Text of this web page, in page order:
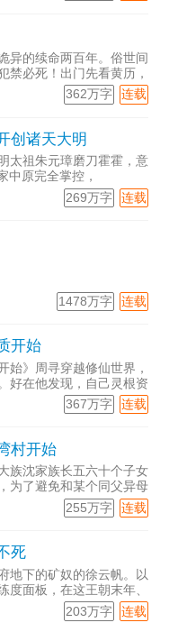
异的续命两百年。俗世间
禁必死！出门先看黄历，
庙下、乡间闾里、山野大
物。七禾台镇外，有美丽
连载
362万字
创诸天大明
太祖朱元璋磨刀霍霍，意
中原完全掌控，
连载
269万字
连载
1478万字
开始
始》周寻穿越修仙世界，
好在他发现，自己灵根资
灵根、中品...
连载
367万字
村开始
族沈家族长五六十个子女
为了避免和某个同父异母
连载
255万字
死
地下的矿奴的徐云帆。以
度面板，在这王朝末年、
连载
203万字